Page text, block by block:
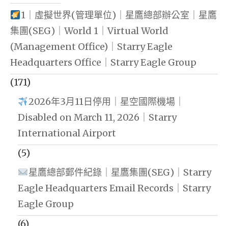
1｜虛擬世界(管理單位)｜星鷹總部辦公室｜星鷹
集團(SEG)｜World 1｜Virtual World
(Management Office)｜Starry Eagle
Headquarters Office｜Starry Eagle Group
(171)
2026年3月11日停用｜星空國際機場｜
Disabled on March 11, 2026｜Starry
International Airport
(5)
星鷹總部郵件紀錄｜星鷹集團(SEG)｜Starry
Eagle Headquarters Email Records｜Starry
Eagle Group
(6)